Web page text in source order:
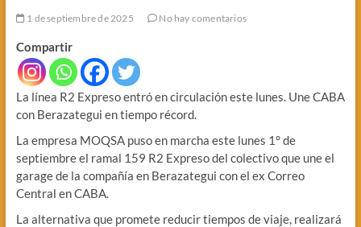
1 de septiembre de 2025 No hay comentarios
Compartir
La línea R2 Expreso entró en circulación este lunes. Une CABA
con Berazategui en tiempo récord.
La empresa MOQSA puso en marcha este lunes 1° de
septiembre el ramal 159 R2 Expreso del colectivo que une el
garage de la compañía en Berazategui con el ex Correo
Central en CABA.
La alternativa que promete reducir tiempos de viaje, realizará